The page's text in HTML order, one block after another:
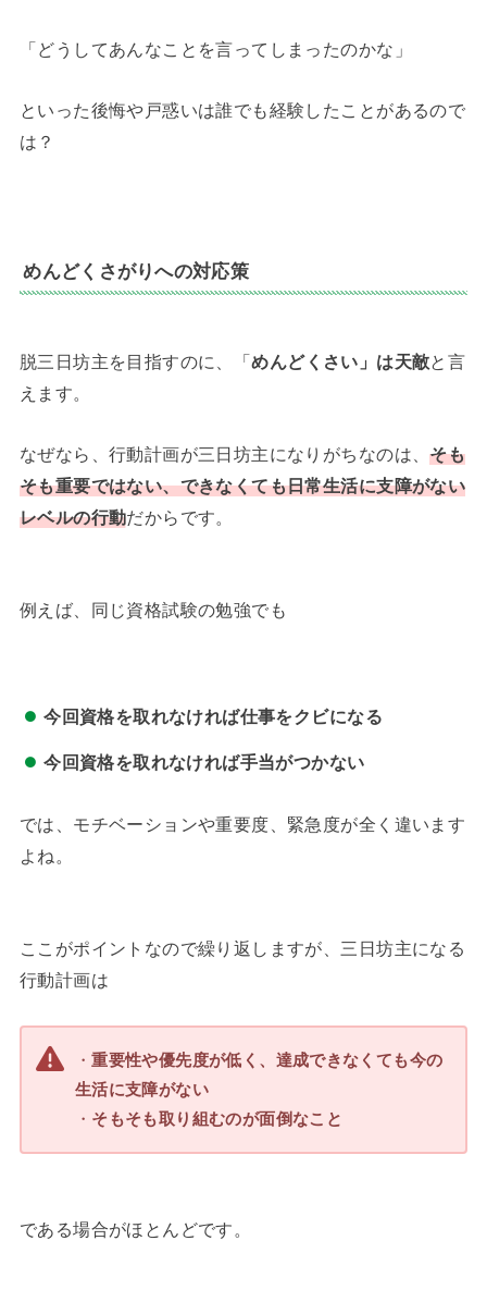
「どうしてあんなことを言ってしまったのかな」
といった後悔や戸惑いは誰でも経験したことがあるので
は？
めんどくさがりへの対応策
脱三日坊主を目指すのに、「めんどくさい」は天敵と言
えます。
なぜなら、行動計画が三日坊主になりがちなのは、そも
そも重要ではない、できなくても日常生活に支障がない
レベルの行動だからです。
例えば、同じ資格試験の勉強でも
今回資格を取れなければ仕事をクビになる
今回資格を取れなければ手当がつかない
では、モチベーションや重要度、緊急度が全く違います
よね。
ここがポイントなので繰り返しますが、三日坊主になる
行動計画は
・重要性や優先度が低く、達成できなくても今の
生活に支障がない
・ そもそも取り組むのが面倒なこと
である場合がほとんどです。